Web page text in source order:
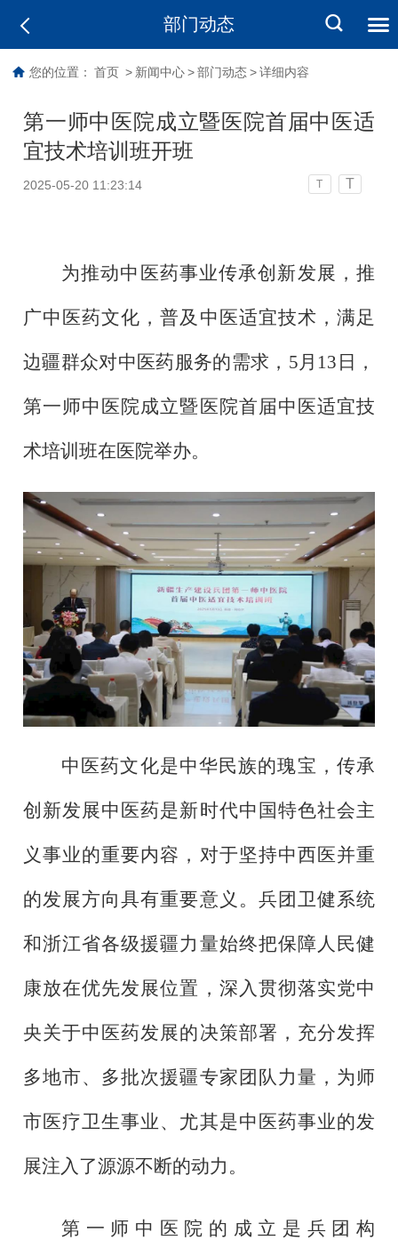
部门动态
您的位置： 首页 > 新闻中心 > 部门动态 > 详细内容
第一师中医院成立暨医院首届中医适
宜技术培训班开班
2025-05-20 11:23:14 T T
为推动中医药事业传承创新发展，推
广中医药文化，普及中医适宜技术，满足
边疆群众对中医药服务的需求， 5月13日，
第一师中医院成立暨医院首届中医适宜技
术培训班在医院举办。
中医药文化是中华民族的瑰宝，传承
创新发展中医药是新时代中国特色社会主
义事业的重要内容，对于坚持中西医并重
的发展方向具有重要意义。兵团卫健系统
和浙江省各级援疆力量始终把保障人民健
康放在优先发展位置，深入贯彻落实党中
央关于中医药发展的决策部署，充分发挥
多地市、多批次援疆专家团队力量，为师
市医疗卫生事业、尤其是中医药事业的发
展注入了源源不断的动力。
第一师中医院的成立是兵团构